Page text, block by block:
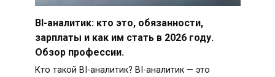
BI-аналитик: кто это, обязанности,
зарплаты и как им стать в 2026 году.
Обзор профессии.
Кто такой BI-аналитик? BI-аналитик — это